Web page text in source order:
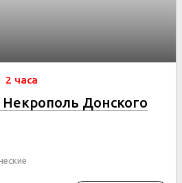
2 часа
Донского